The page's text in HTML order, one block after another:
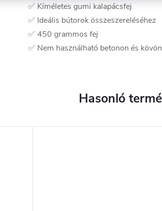
✅ Kíméletes gumi kalapácsfej
✅ Ideális bútorok összeszereléséhez
✅ 450 grammos fej
✅ Nem használható betonon és kövön